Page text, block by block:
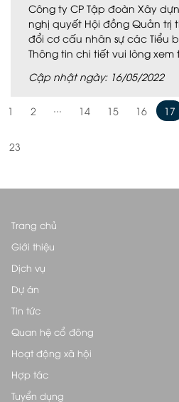
Công ty CP Tập đoàn Xây
nghị quyết Hội đồng Quản trị
đổi cơ cấu nhân sự các Tiểu
Thông tin chi tiết vui lòng xem
Cập nhật ngày: 16/05/2022
1 2 14 15 16 17
23
Trang chủ
Giới thiệu
Dịch vụ
Dự án
Tin tức
Quan hệ cổ đông
Hoạt động xã hội
Hợp tác
Tuyển dụng